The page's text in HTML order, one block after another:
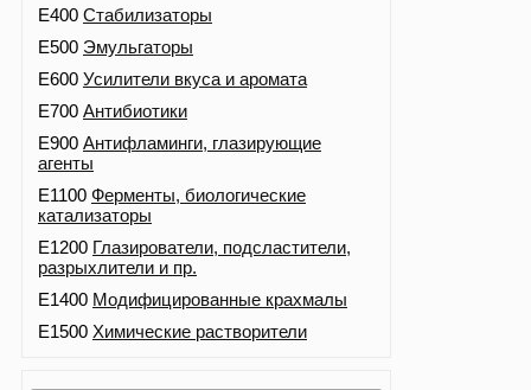
E400 Стабилизаторы
E500 Эмульгаторы
E600 Усилители вкуса и аромата
E700 Антибиотики
E900 Антифламинги, глазирующие
агенты
E1100 Ферменты, биологические
катализаторы
E1200 Глазирователи, подсластители,
разрыхлители и пр.
E1400 Модифицированные крахмалы
E1500 Химические растворители